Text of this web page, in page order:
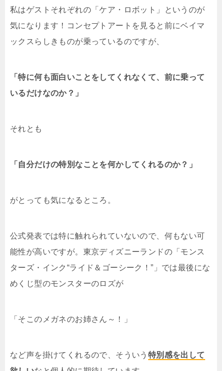
私はゲストそれぞれの「ケア・ロボット」というのが
気になります！コンセプトアートを見ると前にベイマ
ックスらしきものが乗っているのですが、
「特に何も面白いことをしてくれなくて、前に乗って
いるだけなのか？」
それとも
「自分だけの特別なことを何かしてくれるのか？」
がとっても気になるところ。
公式発表では特に触れられていないので、何もない可
能性が高いですが。東京ディズニーランドの「モンス
ターズ・インク“ライド＆ゴーシーク！”」では最後にな
めくじ型のモンスターのロズが
「そこのメガネのお姉さん～！」
など声を掛けてくれるので、そういう 特別感を出して